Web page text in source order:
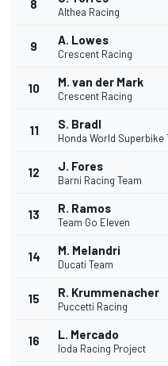
8
Althea Racing
9 A. Lowes
Crescent Racing
10 M. van der Mark
Crescent Racing
11 S. Bradl
Honda World Superbike
12 J. Fores
Barni Racing Team
13 R. Ramos
Team Go Eleven
14 M. Melandri
Ducati Team
15 R. Krummenacher
Puccetti Racing
16 L. Mercado
Ioda Racing Project